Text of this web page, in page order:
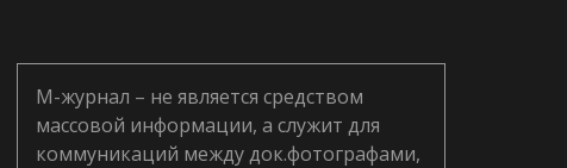
М-журнал – не является средством
массовой информации, а служит для
коммуникаций между док.фотографами,